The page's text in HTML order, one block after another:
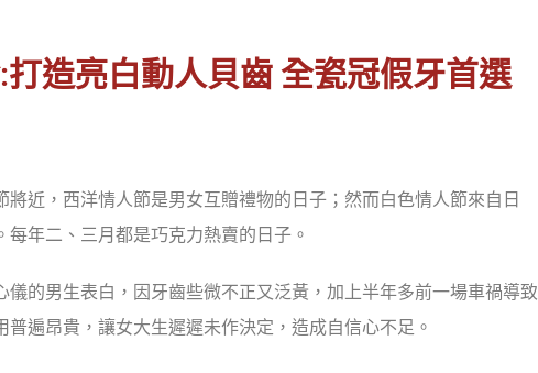
造亮白動人貝齒 全瓷冠假牙首選
近，西洋情人節是男女互贈禮物的日子；然而白色情人節來自日
年二、三月都是巧克力熱賣的日子。
儀的男生表白，因牙齒些微不正又泛黃，加上半年多前一場車禍導致
遍昂貴，讓女大生遲遲未作決定，造成自信心不足。